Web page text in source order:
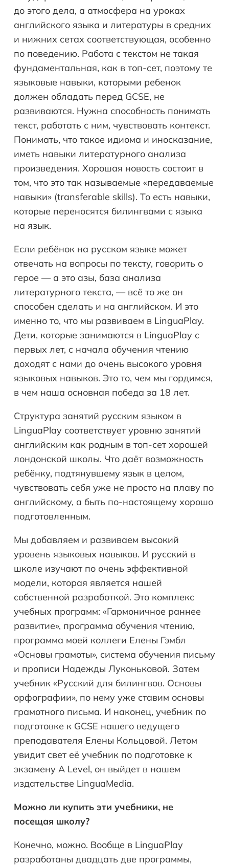
до этого дела, а атмосфера на уроках
английского языка и литературы в средних
и нижних сетах соответствующая, особенно
по поведению. Работа с текстом не такая
фундаментальная, как в топ-сет, поэтому те
языковые навыки, которыми ребенок
должен обладать перед GCSE, не
развиваются. Нужна способность понимать
текст, работать с ним, чувствовать контекст.
Понимать, что такое идиома и иносказание,
иметь навыки литературного анализа
произведения. Хорошая новость состоит в
том, что это так называемые «передаваемые
навыки» (transferable skills). То есть навыки,
которые переносятся билингвами с языка
на язык.
Если ребёнок на русском языке может
отвечать на вопросы по тексту, говорить о
герое — а это азы, база анализа
литературного текста, — всё то же он
способен сделать и на английском. И это
именно то, что мы развиваем в LinguaPlay.
Дети, которые занимаются в LinguaPlay с
первых лет, с начала обучения чтению
доходят с нами до очень высокого уровня
языковых навыков. Это то, чем мы гордимся,
в чем наша основная победа за 18 лет.
Структура занятий русским языком в
LinguaPlay соответствует уровню занятий
английским как родным в топ-сет хорошей
лондонской школы. Что даёт возможность
ребёнку, подтянувшему язык в целом,
чувствовать себя уже не просто на плаву по
английскому, а быть по-настоящему хорошо
подготовленным.
Мы добавляем и развиваем высокий
уровень языковых навыков. И русский в
школе изучают по очень эффективной
модели, которая является нашей
собственной разработкой. Это комплекс
учебных программ: «Гармоничное раннее
развитие», программа обучения чтению,
программа моей коллеги Елены Гэмбл
«Основы грамоты», система обучения письму
и прописи Надежды Луконьковой. Затем
учебник «Русский для билингвов. Основы
орфографии», по нему уже ставим основы
грамотного письма. И наконец, учебник по
подготовке к GCSE нашего ведущего
преподавателя Елены Кольцовой. Летом
увидит свет её учебник по подготовке к
экзамену A Level, он выйдет в нашем
издательстве LinguaMedia.
Можно ли купить эти учебники, не
посещая школу?
Конечно, можно. Вообще в LinguaPlay
разработаны двадцать две программы,